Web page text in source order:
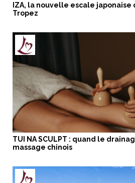
IZA, la nouvelle escale
Tropez
TUI NA SCULPT : quand le
massage chinois